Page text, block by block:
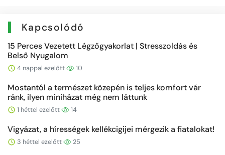
Kapcsolódó
15 Perces Vezetett Légzőgyakorlat | Stresszoldás és
Belső Nyugalom
4 nappal ezelőtt 10
Mostantól a természet közepén is teljes komfort vár
ránk, ilyen miniházat még nem láttunk
1 héttel ezelőtt 14
Vigyázat, a hírességek kellékcigijei mérgezik a fiatalokat!
3 héttel ezelőtt 25